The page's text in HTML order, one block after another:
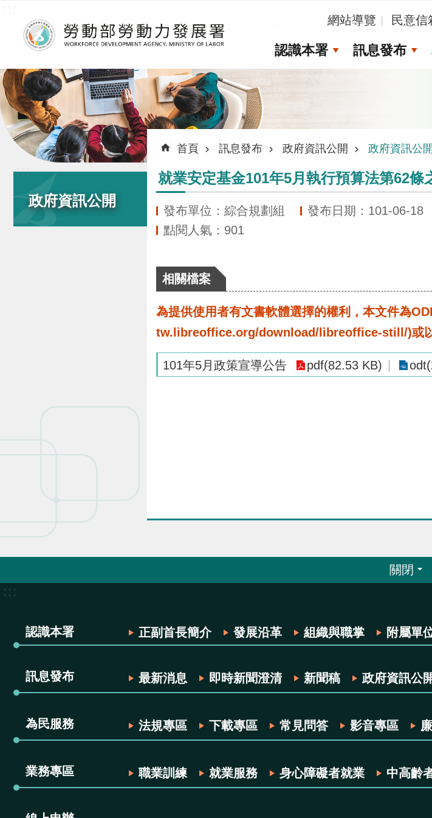
網站導覽 民意信
認識本署 訊息發布
:::
政府資訊公開
::: 首頁 訊息發布 政府資訊公開 政府資訊公開
就業安定基金101年5月執行預算法第62
發布單位：綜合規劃組 發布日期：101-06-18
點閱人氣：901
相關檔案
為提供使用者有文書軟體選擇的權利，本文件為
tw.libreoffice.org/download/libreoffice-still/)或以
101年5月政策宣導公告 pdf(82.53 KB)
關閉
認識本署 正副首長簡介 發展沿革 組織與職掌 附屬單
訊息發布 最新消息 即時新聞澄清 新聞稿 政府資訊公
為民服務 法規專區 下載專區 常見問答 影音專區
業務專區 職業訓練 就業服務 身心障礙者就業 中高齡